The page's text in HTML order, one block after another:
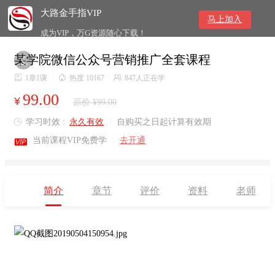
大路金手指VIP
成为VIP，万G资源随心下载！
马上加入

某学院微信公众号营销推广全套课程
 1章1课  热度 10167  847人正在学
¥ 99.00 原价 ¥99.00
 学习时效 : 永久有效 自购买之日起计算有效期
 当前课程VIP免费学 去开通
简介 章节 评价 资料 老师